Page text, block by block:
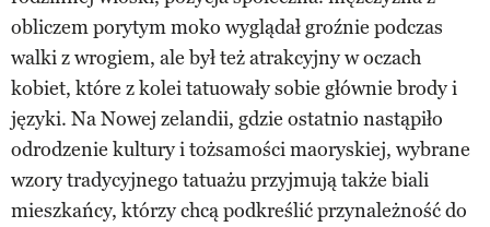
obliczem porytym moko wyglądał groźnie podczas
walki z wrogiem, ale był też atrakcyjny w oczach
kobiet, które z kolei tatuowały sobie głównie brody i
języki. Na Nowej zelandii, gdzie ostatnio nastąpiło
odrodzenie kultury i tożsamości maoryskiej, wybrane
wzory tradycyjnego tatuażu przyjmują także biali
mieszkańcy, którzy chcą podkreślić przynależność do